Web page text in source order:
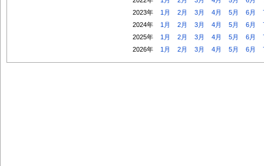
2023年
1月 2月 3月 4月 5月 6月
2024年
1月 2月 3月 4月 5月 6月
2025年
1月 2月 3月 4月 5月 6月
2026年
1月 2月 3月 4月 5月 6月